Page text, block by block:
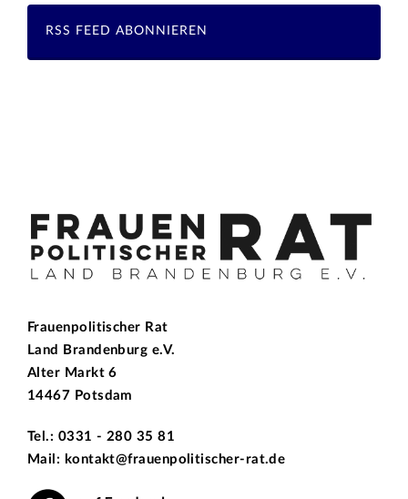
RSS FEED ABONNIEREN
Frauenpolitischer Rat
Land Brandenburg e.V.
Alter Markt 6
14467 Potsdam
Tel.: 0331 - 280 35 81
Mail: kontakt@frauenpolitischer-rat.de